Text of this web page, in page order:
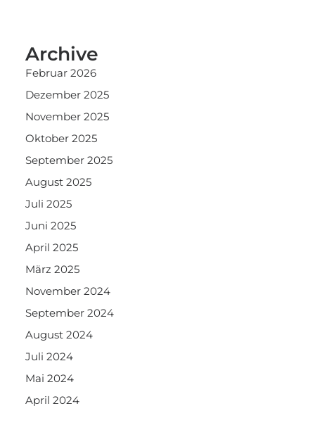
Archive
Februar 2026
Dezember 2025
November 2025
Oktober 2025
September 2025
August 2025
Juli 2025
Juni 2025
April 2025
März 2025
November 2024
September 2024
August 2024
Juli 2024
Mai 2024
April 2024